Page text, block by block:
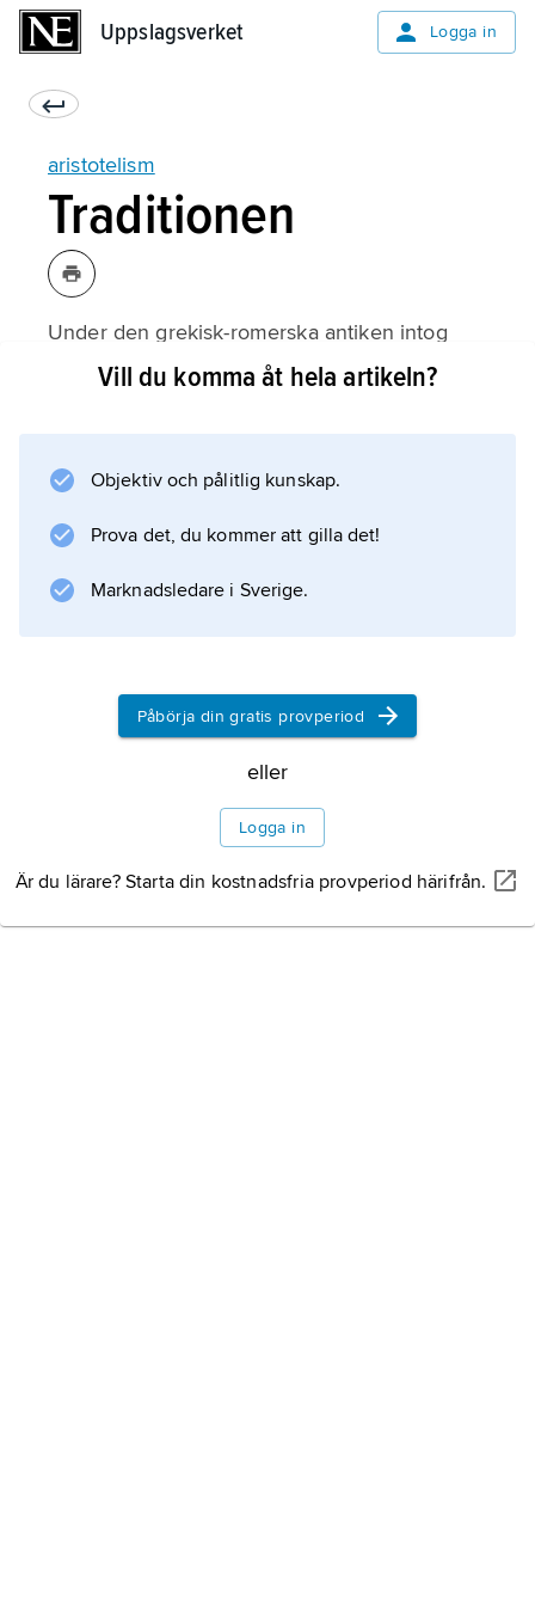
Uppslagsverket Logga in
aristotelism
Traditionen
Under den grekisk-romerska antiken intog
Aristoteles filosofi – den s.k.
Länge var Aristoteles skrifter, så när som på
några mindre viktiga dialoger, okända utanför
Rhodos. Inte förrän
Information om artikeln
Vill du komma åt hela artikeln?
Objektiv och pålitlig kunskap.
Prova det, du kommer att gilla det!
Marknadsledare i Sverige.
Påbörja din gratis provperiod
eller
Logga in
Är du lärare? Starta din kostnadsfria provperiod härifrån.